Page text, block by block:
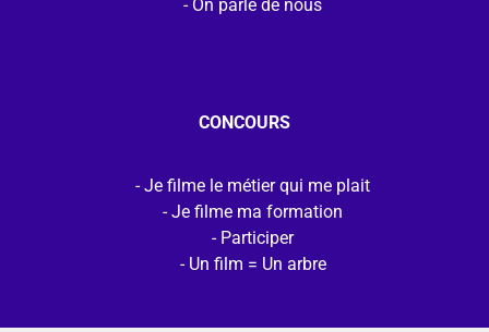
On parle de nous
CONCOURS
Je filme le métier qui me plait
Je filme ma formation
Participer
Un film = Un arbre